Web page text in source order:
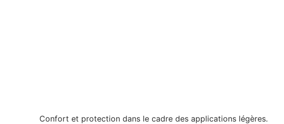
Confort et protection dans le cadre des applications légères.